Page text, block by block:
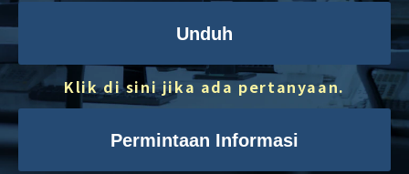
Unduh
Klik di sini jika ada pertanyaan.
Permintaan Informasi